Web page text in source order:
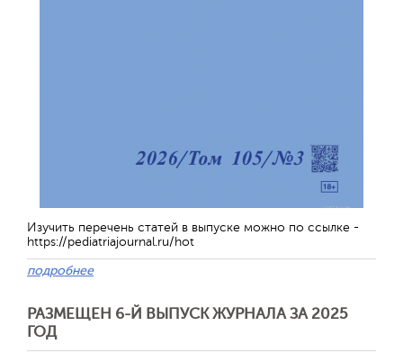
Изучить перечень статей в выпуске можно по ссылке -
https://pediatriajournal.ru/hot
подробнее
РАЗМЕЩЕН 6-Й ВЫПУСК ЖУРНАЛА ЗА 2025
ГОД